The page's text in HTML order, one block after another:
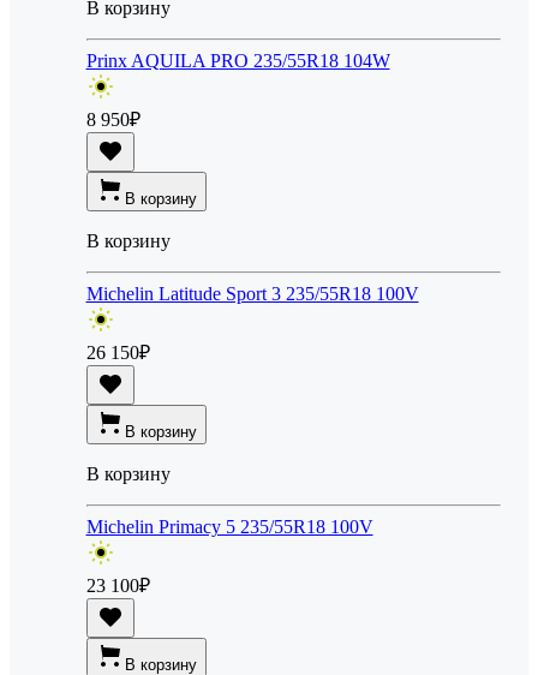
В корзину
Prinx AQUILA PRO 235/55R18 104W
8 950₽
В корзину
В корзину
Michelin Latitude Sport 3 235/55R18 100V
26 150₽
В корзину
В корзину
Michelin Primacy 5 235/55R18 100V
23 100₽
В корзину